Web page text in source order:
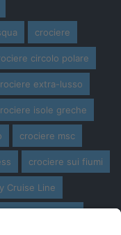
crociere
circolo polare
extra-lusso
isole greche
crociere msc
crociere sui fiumi
Cruise Line